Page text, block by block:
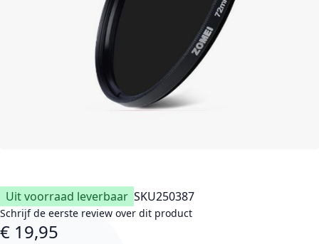
Uit voorraad leverbaar SKU250387
Schrijf de eerste review over dit product
€ 19,95